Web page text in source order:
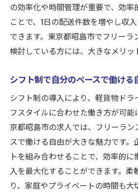
の効率化や時間管理が重要で、効率
ことで、1日の配送件数を増やし収
できます。東京都昭島市でフリーラ
検討している方には、大きなメリッ
シフト制で自分のペースで働ける
シフト制の導入により、軽貨物ドラ
フスタイルに合わせた働き方が可能
京都昭島市の求人では、フリーラン
スで働ける自由が大きな魅力です。
トを組み合わせることで、効率的
入を最大化することができます。柔
り、家庭やプライベートの時間も